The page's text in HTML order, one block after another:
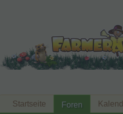
Startseite Foren